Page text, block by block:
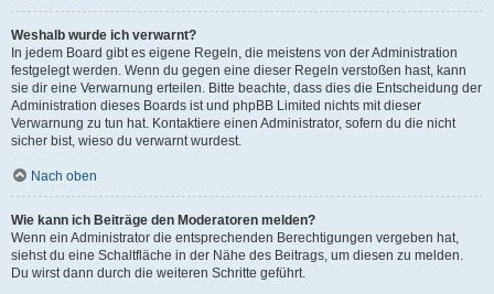
Weshalb wurde ich verwarnt?
In jedem Board gibt es eigene Regeln, die meistens von der Administration
festgelegt werden. Wenn du gegen eine dieser Regeln verstoßen hast, kann
sie dir eine Verwarnung erteilen. Bitte beachte, dass dies die Entscheidung der
Administration dieses Boards ist und phpBB Limited nichts mit dieser
Verwarnung zu tun hat. Kontaktiere einen Administrator, sofern du die nicht
sicher bist, wieso du verwarnt wurdest.
Nach oben
Wie kann ich Beiträge den Moderatoren melden?
Wenn ein Administrator die entsprechenden Berechtigungen vergeben hat,
siehst du eine Schaltfläche in der Nähe des Beitrags, um diesen zu melden.
Du wirst dann durch die weiteren Schritte geführt.